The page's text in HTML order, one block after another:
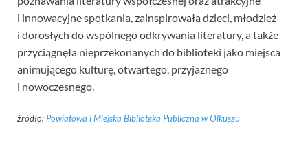
i innowacyjne spotkania, zainspirowała dzieci, młodzież
i dorosłych do wspólnego odkrywania literatury, a także
przyciągnęła nieprzekonanych do biblioteki jako miejsca
animującego kulturę, otwartego, przyjaznego
i nowoczesnego.
źródło: Powiatowa i Miejska Biblioteka Publiczna w Olkuszu